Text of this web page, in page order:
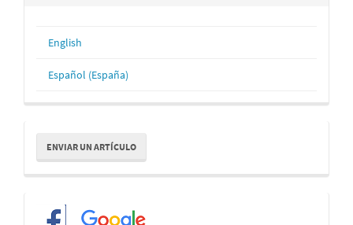
English
Español (España)
Enviar
un
artículo
ENVIAR UN ARTÍCULO
Redes